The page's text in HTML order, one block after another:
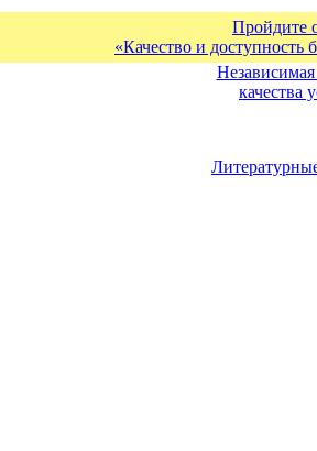
Пройдите
«Качество и доступность
качества